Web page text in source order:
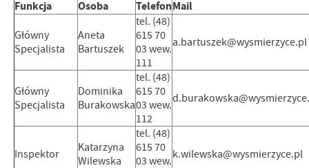
Funkcja Osoba TelefonMail
Główny
Specjalista
Aneta
Bartuszek
tel. (48)
615 70
03 wew.
111
a.bartuszek@wysmierzyce.pl
Główny
Specjalista
Dominika
Burakowska
tel. (48)
615 70
03 wew.
112
Inspektor
Katarzyna
Wilewska
tel. (48)
615 70
03 wew.k.wilewska@wysmierzyce.pl